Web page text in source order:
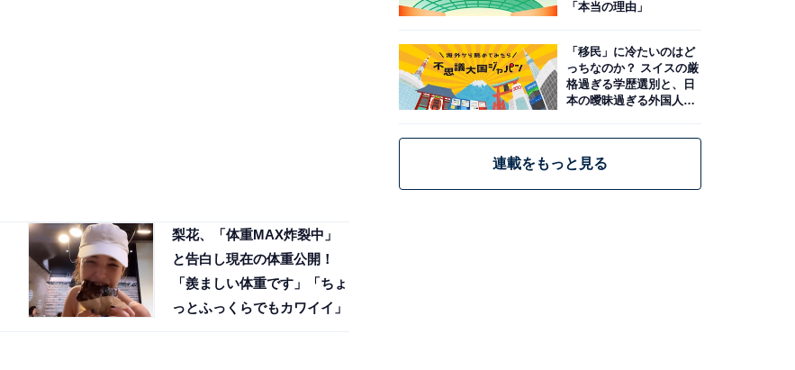
梨花、「体重MAX炸裂中」
と告白し現在の体重公開！
「羨ましい体重です」「ちょ
っとふっくらでもカワイイ」
「本当の理由」
「移民」に冷たいのはど
っちなのか？ スイスの厳
格過ぎる学歴選別と、日
本の曖昧過ぎる外国人政
連載をもっと見る